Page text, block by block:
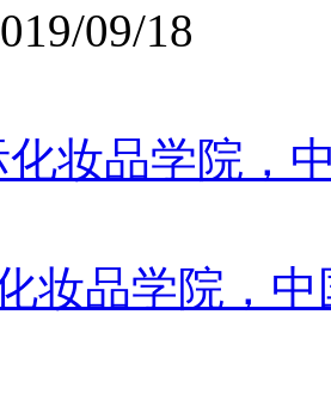
09/18
妆品学院，